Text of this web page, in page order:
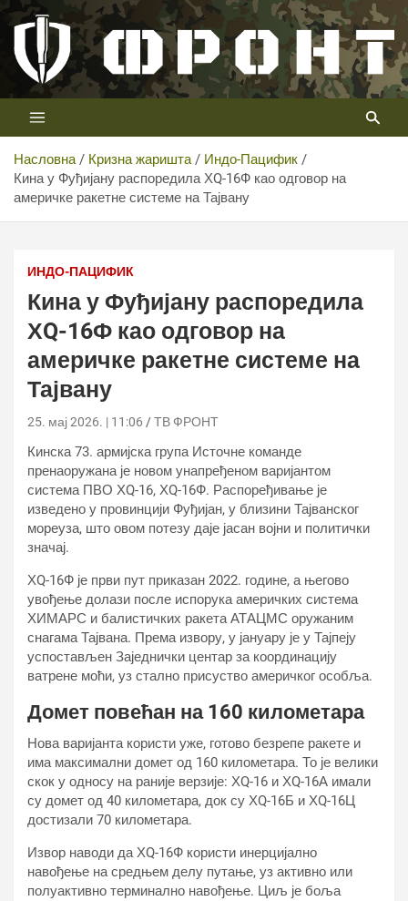
Скип
цонтент
Телевизија ФРОНТ
Први војни канал у Србији
Насловна Кризна жаришта
Индо-Пацифик
Кина у Фуђијану распоредила ХQ-16Ф као одговор на
америчке ракетне системе на Тајвану
ИНДО-ПАЦИФИК
Кина у Фуђијану распоредила
ХQ-16Ф као одговор на
америчке ракетне системе на
Тајвану
25. мај 2026. | 11:06 ТВ ФРОНТ
Кинска 73. армијска група Источне команде
пренаоружана је новом унапређеном варијантом
система ПВО ХQ-16, ХQ-16Ф. Распоређивање је
изведено у провинцији Фуђијан, у близини Тајванског
мореуза, што овом потезу даје јасан војни и политички
значај.
ХQ-16Ф је први пут приказан 2022. године, а његово
увођење долази после испорука америчких система
ХИМАРС и балистичких ракета АТАЦМС оружаним
снагама Тајвана. Према извору, у јануару је у Тајпеју
успостављен Заједнички центар за координацију
ватрене моћи, уз стално присуство америчког особља.
Домет повећан на 160 километара
Нова варијанта користи уже, готово безрепе ракете и
има максимални домет од 160 километара. То је велики
скок у односу на раније верзије: ХQ-16 и ХQ-16А имали
су домет од 40 километара, док су ХQ-16Б и ХQ-16Ц
достизали 70 километара.
Извор наводи да ХQ-16Ф користи инерцијално
навођење на средњем делу путање, уз активно или
полуактивно терминално навођење. Циљ је боља